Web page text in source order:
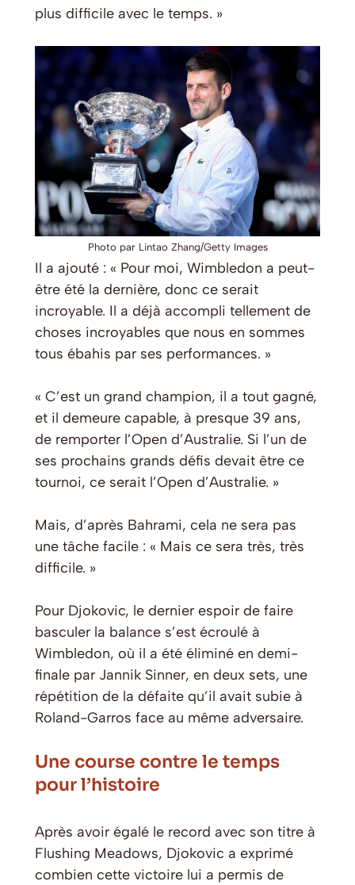
plus difficile avec le temps. »
Photo par Lintao Zhang/Getty Images
Il a ajouté : « Pour moi, Wimbledon a peut-
être été la dernière, donc ce serait
incroyable. Il a déjà accompli tellement de
choses incroyables que nous en sommes
tous ébahis par ses performances. »
« C’est un grand champion, il a tout gagné,
et il demeure capable, à presque 39 ans,
de remporter l’Open d’Australie. Si l’un de
ses prochains grands défis devait être ce
tournoi, ce serait l’Open d’Australie. »
Mais, d’après Bahrami, cela ne sera pas
une tâche facile : « Mais ce sera très, très
difficile. »
Pour Djokovic, le dernier espoir de faire
basculer la balance s’est écroulé à
Wimbledon, où il a été éliminé en demi-
finale par Jannik Sinner, en deux sets, une
répétition de la défaite qu’il avait subie à
Roland-Garros face au même adversaire.
Une course contre le temps
pour l’histoire
Après avoir égalé le record avec son titre à
Flushing Meadows, Djokovic a exprimé
combien cette victoire lui a permis de